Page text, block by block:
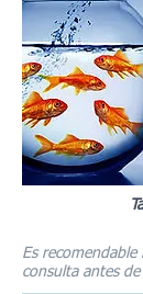
Es recomendable
consulta antes